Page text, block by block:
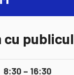
cu publicul
8:30 – 16:30